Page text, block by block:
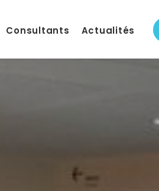
Consultants Actualités